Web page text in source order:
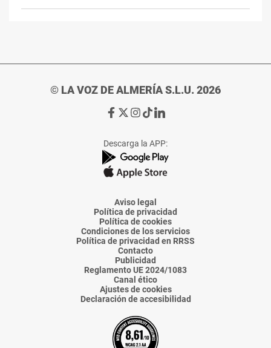
© LA VOZ DE ALMERÍA S.L.U. 2026
Ir
de
La
Voz
Almería
Ir
de
La
Voz
Almería
Ir
de
La
Voz
Almería
Ir
de
La
Voz
Almería
Ir
de
La
Voz
Descarga la APP:
Aviso legal
Política de privacidad
Política de cookies
Condiciones de los servicios
Política de privacidad en RRSS
Contacto
Publicidad
Reglamento UE 2024/1083
Canal ético
Ajustes de cookies
Declaración de accesibilidad